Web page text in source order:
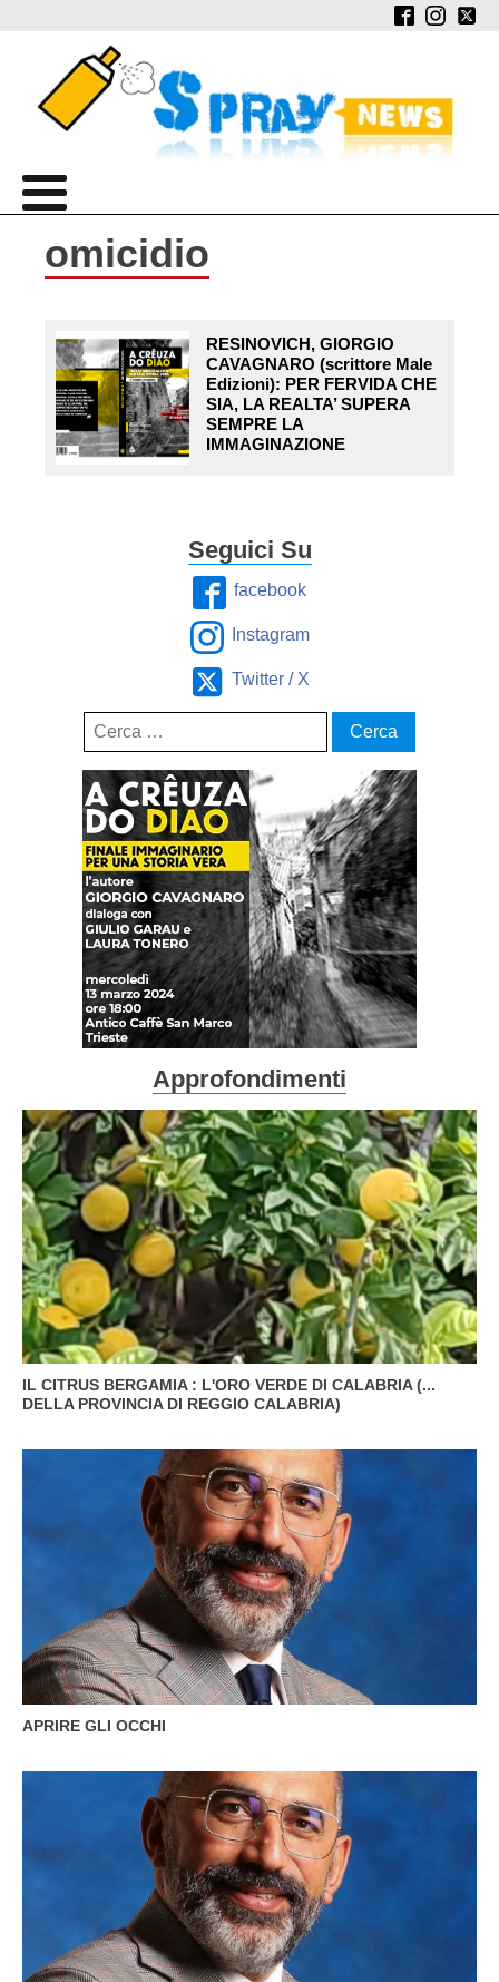
omicidio
RESINOVICH, GIORGIO
CAVAGNARO (scrittore Male
Edizioni): PER FERVIDA CHE
SIA, LA REALTA’ SUPERA
SEMPRE LA
IMMAGINAZIONE
Seguici Su
facebook
Instagram
Twitter / X
Ricerca
per:
Approfondimenti
IL CITRUS BERGAMIA : L'ORO VERDE DI CALABRIA (...
DELLA PROVINCIA DI REGGIO CALABRIA)
APRIRE GLI OCCHI